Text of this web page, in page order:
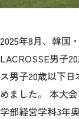
MGグッズ
（外部サ
2025年8月、韓国
LACROSSE男子
ス男子20歳以下日
めました。 本大
学部経営学科3年